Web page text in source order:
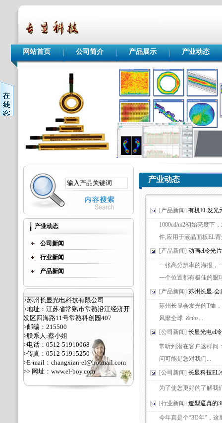
网站首页 公司简介 产品展示 产业动态
产业动态
公司新闻
行业新闻
产品新闻
>苏州长显光电科技有限公司
>地址：江苏省常熟市常熟沿江经济开
发区四海路11号常熟科创园407
>邮编：215500
>联系人:蔡小姐
>电话：0512-51910068
>传真：0512-51915250
>E-mail：changxian-el@hotmail.com
>> 网址： www.el-boy.com
产业动态
[产品新闻] 有机EL发光
1000cd/m2初始亮度下
件,应用于液晶面板EL
[产品新闻] 动画el冷光片
一张高分辨率的海报，
一个位置都有极佳的眼
[产品新闻] 苏州长显-会
苏州长显会发光的T恤
风靡全球 &nbs...
[公司新闻] 长显光电el
常听到潜在客户这样问
问可能是您对我们...
[公司新闻] 长显科技EL
为了使您更好的了解我
[行业新闻] 造型逼真的
今年真是个“3D年”，